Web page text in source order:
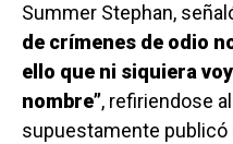
Summer Stephan,
de crímenes de odio
ello que ni siquiera
nombre”, refiriendose
supuestamente publicó